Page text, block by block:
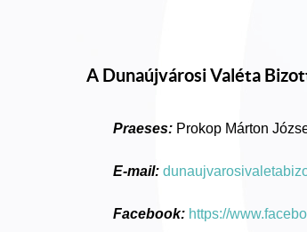
A Dunaújvárosi Valéta
Praeses: Prokop Márton
E-mail:
Facebook: https://